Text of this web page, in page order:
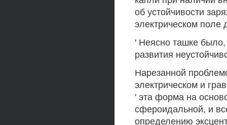
об устойчивости
электрическом поле
' Неясно ташке было,
развития
Нарезанной
электрическом и
' эта форма на
сфероидальной, и
определению